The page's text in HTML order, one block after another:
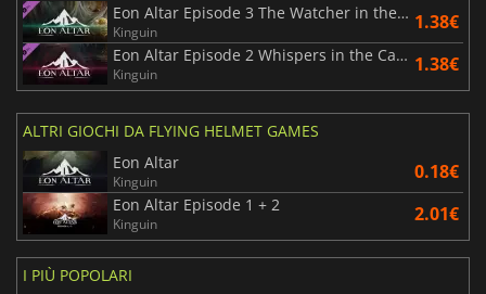
Eon Altar Episode 3 The Watcher in the Dark
Kinguin 1.38€
Eon Altar Episode 2 Whispers in the Catacombs
Kinguin 1.38€
ALTRI GIOCHI DA FLYING HELMET GAMES
Eon Altar
Kinguin 0.18€
Eon Altar Episode 1 + 2
Kinguin 2.01€
I PIÙ POPOLARI